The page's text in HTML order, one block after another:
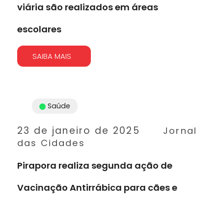
viária são realizados em áreas
escolares
SAIBA MAIS
23 de janeiro de 2025
Jornal
das Cidades
Saúde
Pirapora realiza segunda ação de
Vacinação Antirrábica para cães e